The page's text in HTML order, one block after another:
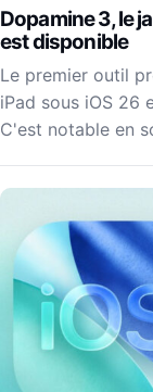
Dopamine 3, le
est disponible
Le premier outil
iPad sous iOS 26
C'est notable en